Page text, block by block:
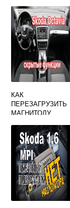
КАК
ПЕРЕЗАГРУЗИТЬ
МАГНИТОЛУ
SKODA OCTAVIA